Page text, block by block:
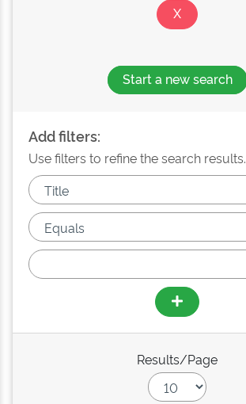
Start a new search
Add filters:
Use filters to refine the search results.
Results/Page